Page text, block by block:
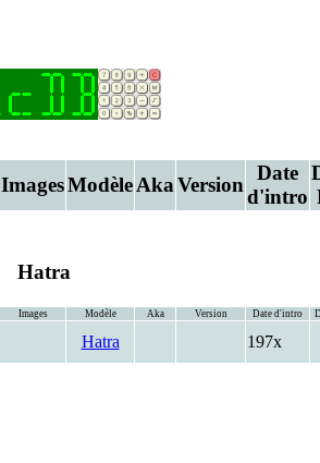
ImagesModèleAkaVersion
Date
d'intro
Hatra
Images Modèle Aka Version Date d'intro
Hatra 197x